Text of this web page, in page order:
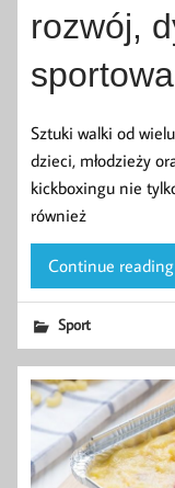
rozwój,
Sztuki walki od
dzieci, młodzieży
kickboxingu nie
również
Continue
Sport